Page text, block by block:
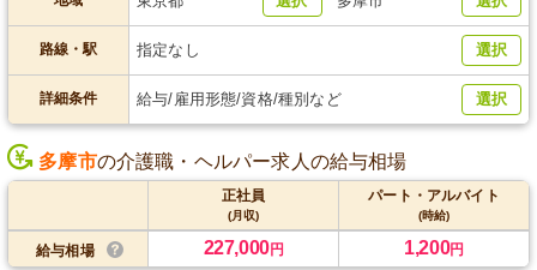
路線・駅 指定なし 選択
詳細条件 給与/雇用形態/資格/種別など 選択
多摩市の介護職・ヘルパー求人の給与相場
正社員
(月収)
パート・アルバイト
(時給)
給与相場 227,000円 1,200円